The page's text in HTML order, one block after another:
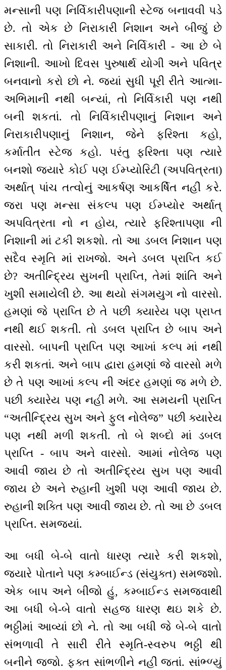
મન્સાની પણ નિર્વિકારીપણાની સ્ટેજ બનાવવી પડે
છે. તો એક છે નિરાકારી નિશાન અને બીજું છે
સાકારી. તો નિરાકારી અને નિર્વિકારી - આ છે બે
નિશાની. આખો દિવસ પુરુષાર્થ યોગી અને પવિત્ર
બનવાનો કરો છો ને. જ્યાં સુધી પૂરી રીતે આત્મા-
અભિમાની નથી બન્યાં, તો નિર્વિકારી પણ નથી
બની શકતાં. તો નિર્વિકારીપણાનું નિશાન અને
નિરાકારીપણાનું નિશાન, જેને ફરિશ્તા કહો,
કર્માતીત સ્ટેજ કહો. પરંતુ ફરિશ્તા પણ ત્યારે
બનશો જ્યારે કોઈ પણ ઈમ્પ્યોરિટી (અપવિત્રતા)
અર્થાત્ પાંચ તત્વોનું આકર્ષણ આકર્ષિત નહીં કરે.
જરા પણ મન્સા સંકલ્પ પણ ઈમ્પ્યોર અર્થાત્
અપવિત્રતા નો ન હોય, ત્યારે ફરિશ્તાપણા ની
નિશાની માં ટકી શકશો. તો આ ડબલ નિશાન પણ
સદૈવ સ્મૃતિ માં રાખજો. અને ડબલ પ્રાપ્તિ કઈ
છે? અતીન્દ્રિય સુખની પ્રાપ્તિ, તેમાં શાંતિ અને
ખુશી સમાયેલી છે. આ થયો સંગમયુગ નો વારસો.
હમણાં જે પ્રાપ્તિ છે તે પછી ક્યારેય પણ પ્રાપ્ત
નથી થઈ શકતી. તો ડબલ પ્રાપ્તિ છે બાપ અને
વારસો. બાપની પ્રાપ્તિ પણ આખાં કલ્પ માં નથી
કરી શકતાં. અને બાપ દ્વારા હમણાં જે વારસો મળે
છે તે પણ આખાં કલ્પ ની અંદર હમણાં જ મળે છે.
પછી ક્યારેય પણ નહીં મળે. આ સમયની પ્રાપ્તિ
“અતીન્દ્રિય સુખ અને ફુલ નોલેજ” પછી ક્યારેય
પણ નથી મળી શકતી. તો બે શબ્દો માં ડબલ
પ્રાપ્તિ - બાપ અને વારસો. આમાં નોલેજ પણ
આવી જાય છે તો અતીન્દ્રિય સુખ પણ આવી
જાય છે અને રુહાની ખુશી પણ આવી જાય છે.
રુહાની શક્તિ પણ આવી જાય છે. તો આ છે ડબલ
પ્રાપ્તિ. સમજ્યાં.
આ બધી બે-બે વાતો ધારણ ત્યારે કરી શકશો,
જ્યારે પોતાને પણ કમ્બાઈન્ડ (સંયુક્ત) સમજશો.
એક બાપ અને બીજો હું, કમ્બાઈન્ડ સમજવાથી
આ બધી બે-બે વાતો સહજ ધારણ થઇ શકે છે.
ભઠ્ઠીમાં આવ્યાં છો ને. તો આ બધી જે બે-બે વાતો
સંભળાવી તે સારી રીતે સ્મૃતિ-સ્વરુપ ભઠ્ઠી થી
બનીને જજો. ફક્ત સાંભળીને નહીં જતાં. સાંભ્ળ્યું